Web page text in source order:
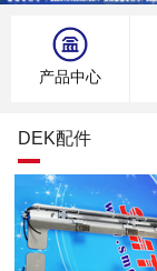
产品中心
DEK配件